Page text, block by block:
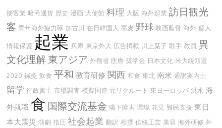
接客業 暗号通貨 歴史 漫画 大使館 料理 大阪 海外起業 訪日観光
客 青年海外協力隊 加古川 在日韓国人 蕎麦 野球 映画監督 海外 個人
情報保護 起業 兵庫 東京外大 広告掲載 川上葉子 歌手 教員 異
文化理解東アジア 外務省 医療 奨学金 日本文化 米大統領選
2020 鍼灸 飲食 平和 教育研修 関西 和食 東北 南米 通訳案内士
留学 行政書士 市場調査 模擬国連 元リクルート 東ヨーロッパ 洪水 海
外就職 食 国際交流基金 嚥下障害 環境 花見 難民支援 東日
本大震災 演劇 指圧 社会起業 翻訳 相撲 伝統工芸 美容 海外研修 外